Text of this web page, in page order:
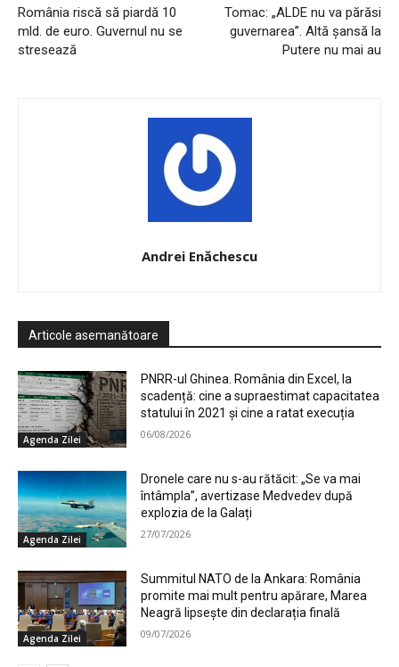
România riscă să piardă 10
mld. de euro. Guvernul nu se
stresează
Tomac: „ALDE nu va părăsi
guvernarea”. Altă șansă la
Putere nu mai au
Andrei Enăchescu
Articole asemanătoare
Agenda Zilei
PNRR-ul Ghinea. România din Excel, la
scadență: cine a supraestimat capacitatea
statului în 2021 și cine a ratat execuția
06/08/2026
Agenda Zilei
Dronele care nu s-au rătăcit: „Se va mai
întâmpla”, avertizase Medvedev după
explozia de la Galați
27/07/2026
Agenda Zilei
Summitul NATO de la Ankara: România
promite mai mult pentru apărare, Marea
Neagră lipsește din declarația finală
09/07/2026